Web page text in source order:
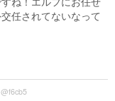
任されてないなって